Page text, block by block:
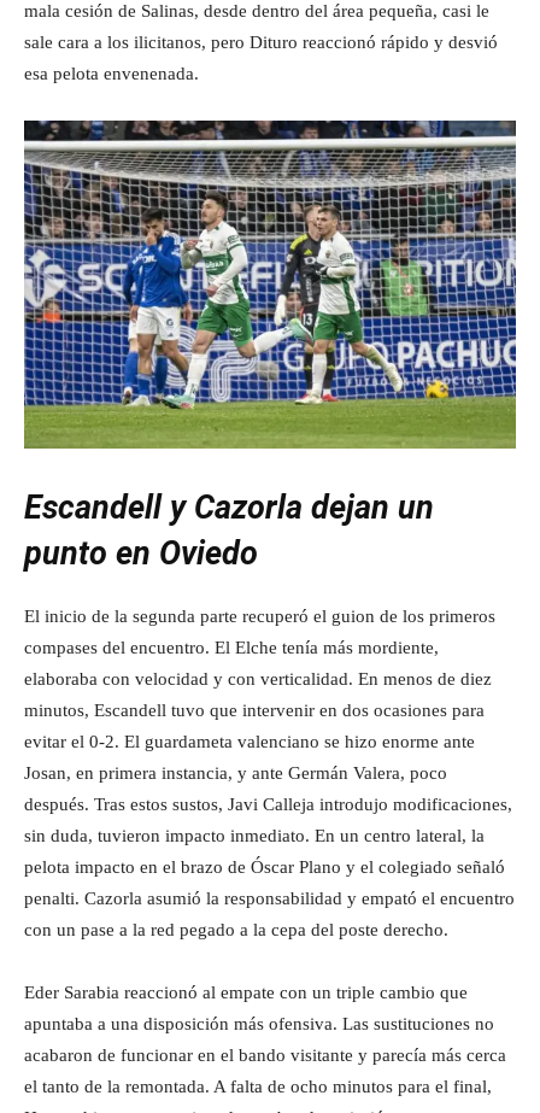
mala cesión de Salinas, desde dentro del área pequeña, casi le
sale cara a los ilicitanos, pero Dituro reaccionó rápido y desvió
esa pelota envenenada.
Escandell y Cazorla dejan un
punto en Oviedo
El inicio de la segunda parte recuperó el guion de los primeros
compases del encuentro. El Elche tenía más mordiente,
elaboraba con velocidad y con verticalidad. En menos de diez
minutos, Escandell tuvo que intervenir en dos ocasiones para
evitar el 0-2. El guardameta valenciano se hizo enorme ante
Josan, en primera instancia, y ante Germán Valera, poco
después. Tras estos sustos, Javi Calleja introdujo modificaciones,
sin duda, tuvieron impacto inmediato. En un centro lateral, la
pelota impacto en el brazo de Óscar Plano y el colegiado señaló
penalti. Cazorla asumió la responsabilidad y empató el encuentro
con un pase a la red pegado a la cepa del poste derecho.
Eder Sarabia reaccionó al empate con un triple cambio que
apuntaba a una disposición más ofensiva. Las sustituciones no
acabaron de funcionar en el bando visitante y parecía más cerca
el tanto de la remontada. A falta de ocho minutos para el final,